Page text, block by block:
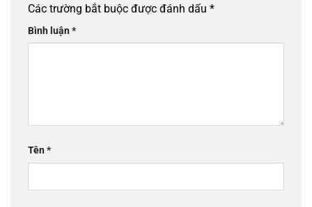
Các trường bắt buộc được đánh dấu *
Bình luận*
Tên*